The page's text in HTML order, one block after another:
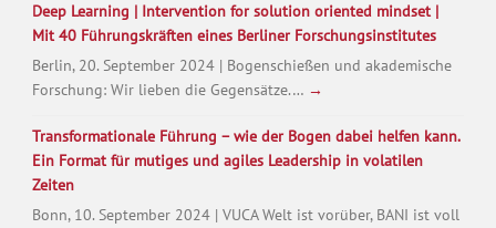
Deep Learning | Intervention for solution oriented mindset |
Mit 40 Führungskräften eines Berliner Forschungsinstitutes
Berlin, 20. September 2024 | Bogenschießen und akademische
Forschung: Wir lieben die Gegensätze.… →
Transformationale Führung – wie der Bogen dabei helfen kann.
Ein Format für mutiges und agiles Leadership in volatilen
Zeiten
Bonn, 10. September 2024 | VUCA Welt ist vorüber, BANI ist voll